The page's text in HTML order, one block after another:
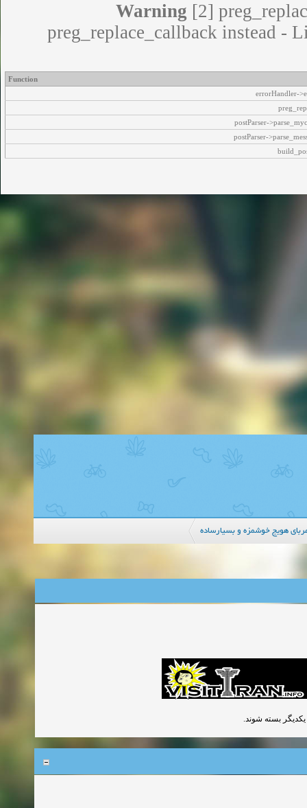
Warning [2]
preg_replace_callback instead -
Function
errorHandler-
postParser-
postParser-
هویج خوشمزه و بسیارساده